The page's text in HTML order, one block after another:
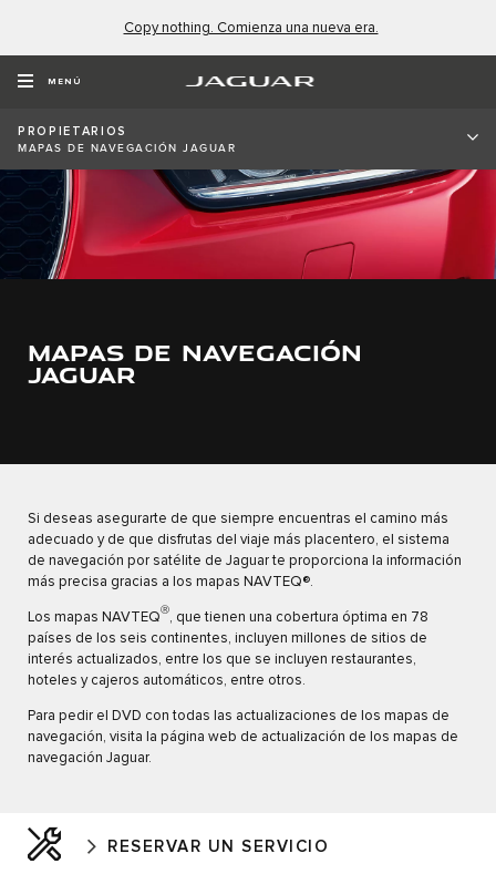
Copy nothing. Comienza una nueva era.
MENÚ
PROPIETARIOS
MAPAS DE NAVEGACIÓN JAGUAR
MAPAS DE NAVEGACIÓN
JAGUAR
Si deseas asegurarte de que siempre encuentras el camino más
adecuado y de que disfrutas del viaje más placentero, el sistema
de navegación por satélite de Jaguar te proporciona la información
más precisa gracias a los mapas NAVTEQ®.
Los mapas NAVTEQⓇ, que tienen una cobertura óptima en 78
países de los seis continentes, incluyen millones de sitios de
interés actualizados, entre los que se incluyen restaurantes,
hoteles y cajeros automáticos, entre otros.
Para pedir el DVD con todas las actualizaciones de los mapas de
navegación, visita la página web de actualización de los mapas de
navegación Jaguar.
RESERVAR UN SERVICIO